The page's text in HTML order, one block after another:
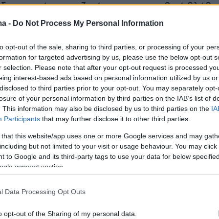
- Do Not Process My Personal Information
opt-out of the sale, sharing to third parties, or processing of your
for targeted advertising by us, please use the below opt-out
selection. Please note that after your opt-out request is processed
interest-based ads based on personal information utilized by us
to third parties prior to your opt-out. You may separately
of your personal information by third parties on the IAB’s list of
This information may also be disclosed by us to third parties on the
Participants that may further disclose it to other third parties.
that this website/app uses one or more Google services and may
but not limited to your visit or usage behaviour. You may
to Google and its third-party tags to use your data for below
consent section.
Data Processing Opt Outs
opt-out of the Sharing of my personal data.
δικαστηρίων αποζημίωση για την ηθική βλάβη
τον αιφνίδιο θάνατο του συζύγου της και
τις ανάγκες διαβίωσης τόσο της ίδιας όσο
παιδιών μέχρι την ενηλικίωσή τους. Ωστόσο,
ήταν φειδωλή και επιδίκασε πολύ μικρότερα
που ζήτησε με την αγωγή.